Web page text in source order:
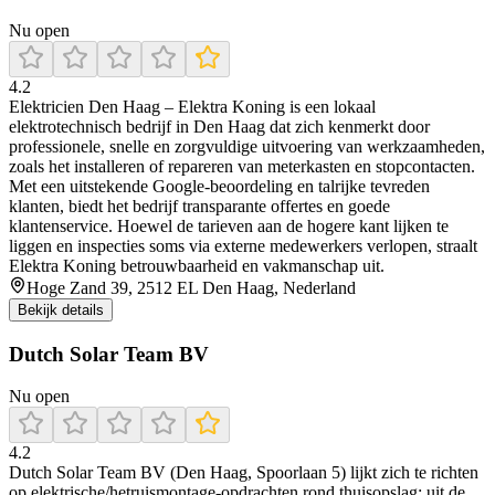
Nu open
4.2
Elektricien Den Haag – Elektra Koning is een lokaal
elektrotechnisch bedrijf in Den Haag dat zich kenmerkt door
professionele, snelle en zorgvuldige uitvoering van werkzaamheden,
zoals het installeren of repareren van meterkasten en stopcontacten.
Met een uitstekende Google‑beoordeling en talrijke tevreden
klanten, biedt het bedrijf transparante offertes en goede
klantenservice. Hoewel de tarieven aan de hogere kant lijken te
liggen en inspecties soms via externe medewerkers verlopen, straalt
Elektra Koning betrouwbaarheid en vakmanschap uit.
Hoge Zand 39, 2512 EL Den Haag, Nederland
Bekijk details
Dutch Solar Team BV
Nu open
4.2
Dutch Solar Team BV (Den Haag, Spoorlaan 5) lijkt zich te richten